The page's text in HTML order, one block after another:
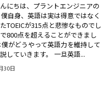
にちは、プラントエンジニアの
自身、英語は実は得意ではなく
TOEICが315点と悲惨なものでし
800点を超えることができまし
がどうやって英語力を維持して
していきます。 一旦英語...
30日